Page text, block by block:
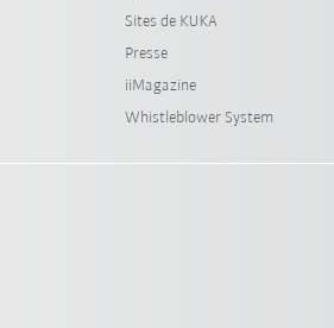
Sites de KUKA
Presse
iiMagazine
Whistleblower System